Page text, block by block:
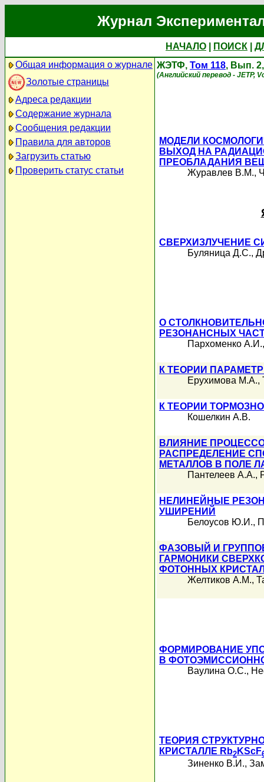
Журнал
НАЧАЛО ПОИСК
Общая информация о журнале
Золотые страницы
Адреса редакции
Содержание журнала
Сообщения редакции
Правила для авторов
Загрузить статью
Проверить статус статьи
ЖЭТФ, Том 118, Вып.
(Английский перевод - JETP,
МОДЕЛИ
ВЫХОД НА
ПРЕОБЛАДАНИЯ
Журавлев В.М.,
СВЕРХИЗЛУЧЕНИЕ
Буляница Д.С.,
О
РЕЗОНАНСНЫХ
Пархоменко А.И.
К ТЕОРИИ
Ерухимова М.А.,
К ТЕОРИИ
Кошелкин А.В.
ВЛИЯНИЕ
РАСПРЕДЕЛЕНИЕ
МЕТАЛЛОВ В ПОЛЕ
Пантелеев А.А.,
НЕЛИНЕЙНЫЕ
УШИРЕНИЙ
Белоусов Ю.И.,
ФАЗОВЫЙ И
ГАРМОНИКИ
ФОТОННЫХ
Желтиков А.М.,
ФОРМИРОВАНИЕ
В
Ваулина О.С.,
ТЕОРИЯ
КРИСТАЛЛЕ Rb2 KScF
Зиненко В.И.,